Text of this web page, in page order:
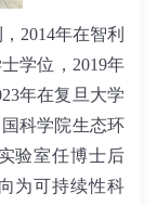
2014年在智利
学位， 2019年
年在复旦大学
科学院生态环
验室任博士后
为可持续性科